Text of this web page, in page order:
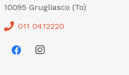
10095 Grugliasco (To)
011 0412220